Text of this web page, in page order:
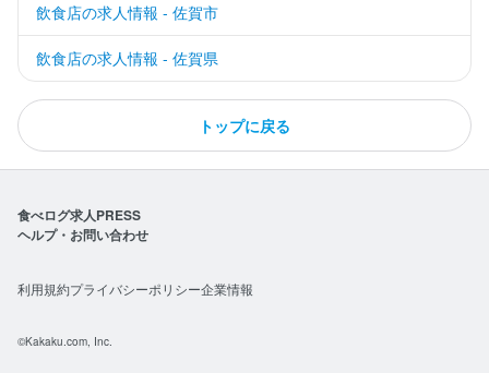
飲食店の求人情報 - 佐賀市
飲食店の求人情報 - 佐賀県
トップに戻る
食べログ求人PRESS
ヘルプ・お問い合わせ
利用規約プライバシーポリシー企業情報
©Kakaku.com, Inc.